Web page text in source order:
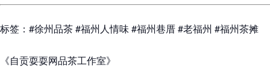
标签：#徐州品茶 #福州人情味 #福州巷厝 #老福州 #福州茶摊
《自贡耍耍网品茶工作室》